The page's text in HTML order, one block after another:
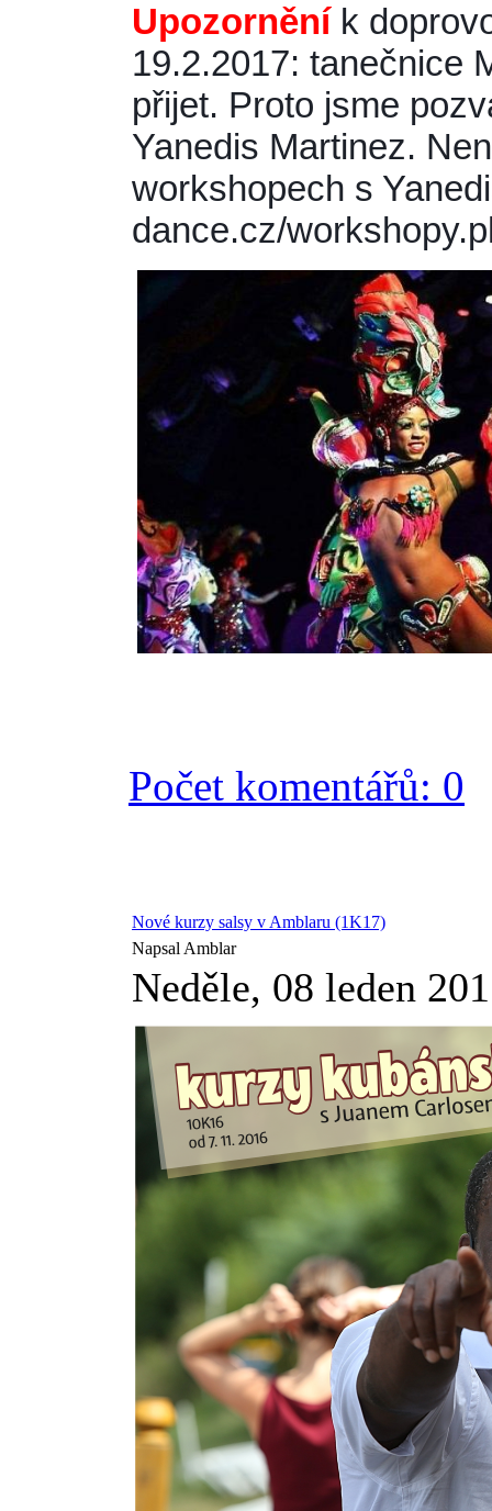
Upozornění k
19.2.2017: tanečnice
přijet. Proto jsme
Yanedis Martinez.
workshopech s
dance.cz/
Počet komentářů: 0
Nové kurzy salsy v Amblaru (1K17)
Napsal Amblar
Neděle, 08 leden